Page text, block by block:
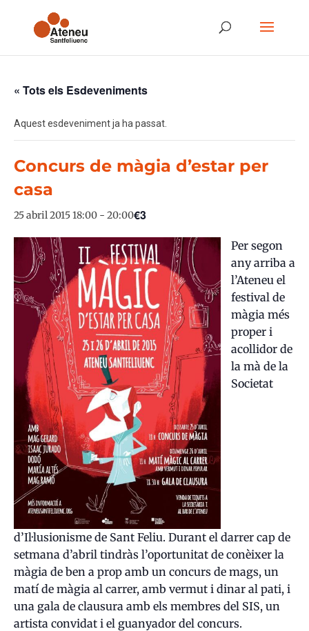
« Tots els Esdeveniments
Aquest esdeveniment ja ha passat.
Concurs de màgia d’estar per
casa
25 abril 2015 18:00 - 20:00€3
Per segon
any arriba a
l’Ateneu el
festival de
màgia més
proper i
acollidor de
la mà de la
Societat
d’Il·lusionisme de Sant Feliu. Durant el darrer cap de
setmana d’abril tindràs l’oportunitat de conèixer la
màgia de ben a prop amb un concurs de mags, un
matí de màgia al carrer, amb vermut i dinar al pati, i
una gala de clausura amb els membres del SIS, un
artista convidat i el guanyador del concurs.